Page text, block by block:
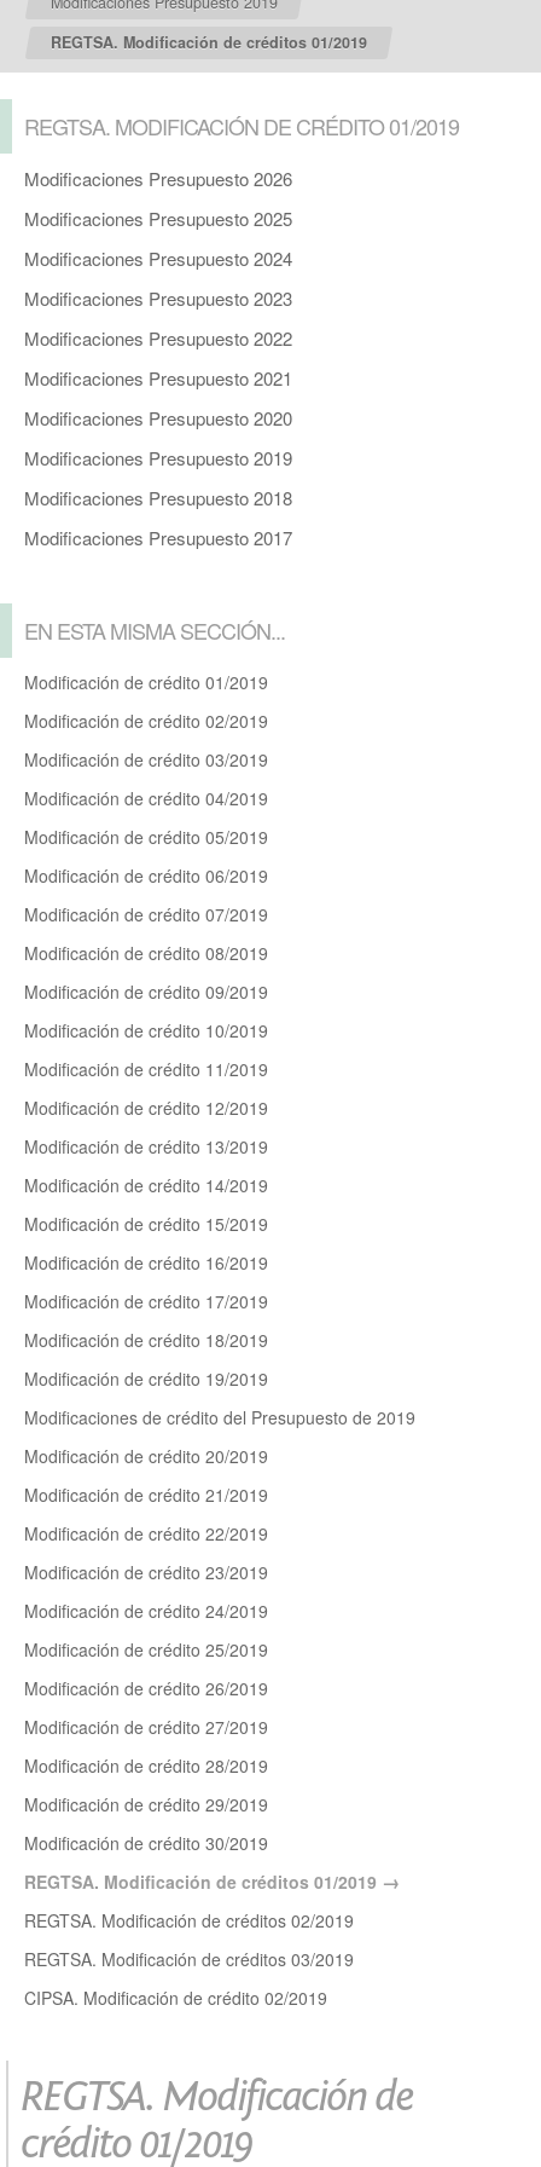
REGTSA. Modificación de créditos 01/2019
REGTSA. MODIFICACIÓN DE CRÉDITO 01/2019
Modificaciones Presupuesto 2026
Modificaciones Presupuesto 2025
Modificaciones Presupuesto 2024
Modificaciones Presupuesto 2023
Modificaciones Presupuesto 2022
Modificaciones Presupuesto 2021
Modificaciones Presupuesto 2020
Modificaciones Presupuesto 2019
Modificaciones Presupuesto 2018
Modificaciones Presupuesto 2017
EN ESTA MISMA SECCIÓN...
Modificación de crédito 01/2019
Modificación de crédito 02/2019
Modificación de crédito 03/2019
Modificación de crédito 04/2019
Modificación de crédito 05/2019
Modificación de crédito 06/2019
Modificación de crédito 07/2019
Modificación de crédito 08/2019
Modificación de crédito 09/2019
Modificación de crédito 10/2019
Modificación de crédito 11/2019
Modificación de crédito 12/2019
Modificación de crédito 13/2019
Modificación de crédito 14/2019
Modificación de crédito 15/2019
Modificación de crédito 16/2019
Modificación de crédito 17/2019
Modificación de crédito 18/2019
Modificación de crédito 19/2019
Modificaciones de crédito del Presupuesto de 2019
Modificación de crédito 20/2019
Modificación de crédito 21/2019
Modificación de crédito 22/2019
Modificación de crédito 23/2019
Modificación de crédito 24/2019
Modificación de crédito 25/2019
Modificación de crédito 26/2019
Modificación de crédito 27/2019
Modificación de crédito 28/2019
Modificación de crédito 29/2019
Modificación de crédito 30/2019
REGTSA. Modificación de créditos 01/2019
REGTSA. Modificación de créditos 02/2019
REGTSA. Modificación de créditos 03/2019
CIPSA. Modificación de crédito 02/2019
REGTSA. Modificación de
crédito 01/2019